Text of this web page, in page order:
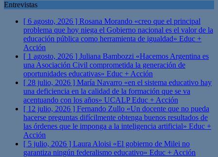
Entrevistas
[ 6 agosto, 2026 ] Rosana Morando «creo que el principal
problema que hoy niega el Gobierno nacional es el valor de la
educación pública como herramienta de igualdad» Educ +
Acción
[ 1 agosto, 2026 ] Juliana Bambozzi «Hacemos Argentina es
una Asociación Civil comprometida la generación de
oportunidades educativas» Educ + Acción
[ 28 julio, 2026 ] María Navarro «en el sistema educativo hay
una deficiencia en la calidad de la formación que se va
acentuando con los años» UCALPEduc + Acción
[ 12 julio, 2026 ] Fernando Zullo «Un docente que no pueda
hacerse preguntas difícilmente obtenga buenos resultados de
las órdenes que le imponga a la inteligencia artificial» Educ +
Acción
[ 5 julio, 2026 ] Laura Aloisi «El gobierno de Milei no
garantiza ningún federalismo educativo» Educ + Acción